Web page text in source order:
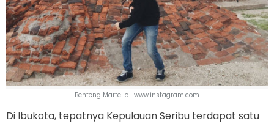
Benteng Martello | www.instagram.com
Di Ibukota, tepatnya Kepulauan Seribu terdapat satu